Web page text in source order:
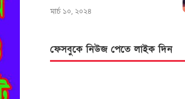
মার্চ ১০, ২০২৪
ফেসবুকে নিউজ পেতে লাইক দিন